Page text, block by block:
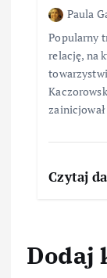
Paula
Popularny
relację, na
Czytaj
Dodaj